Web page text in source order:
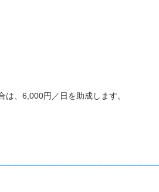
6,000円／日を助成します。